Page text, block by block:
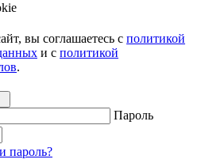
вы соглашаетесь с политикой
и с политикой
.
Пароль
пароль?